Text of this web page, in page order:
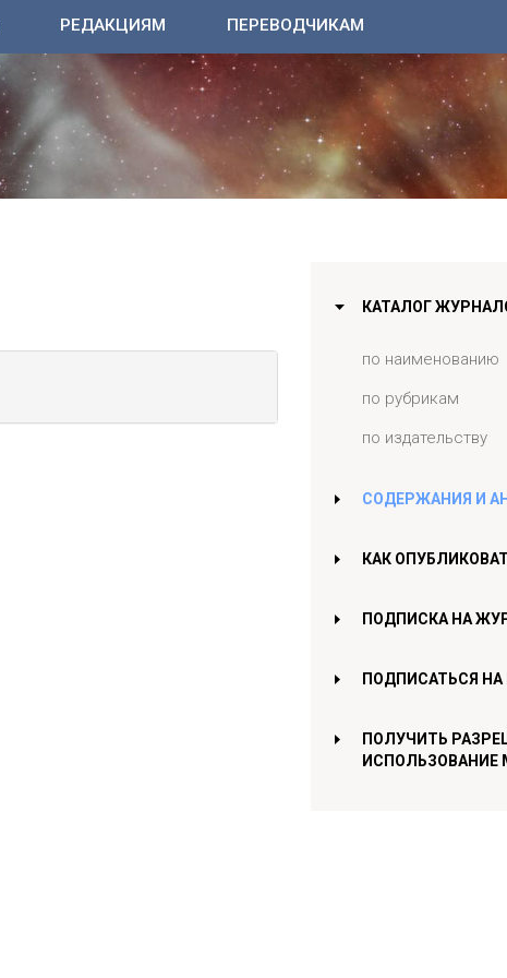
РЕДАКЦИЯМ ПЕРЕВОДЧИКАМ
КАТАЛОГ
по наименованию
по рубрикам
по издательству
СОДЕРЖАНИЯ И
КАК
ПОДПИСКА НА
ПОДПИСАТЬСЯ
ПОЛУЧИТЬ
ИСПОЛЬЗОВАНИЕ